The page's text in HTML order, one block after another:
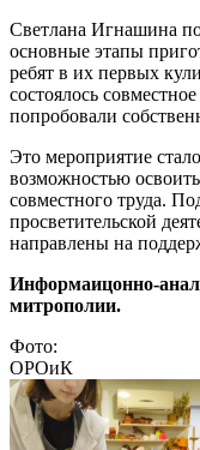
Светлана Игнашина
основные этапы
ребят в их первых
состоялось
попробовали
Это мероприятие
возможностью
совместного труда.
просветительской
направлены на
Информаицонно-
митрополии.
Фото:
ОРОиК